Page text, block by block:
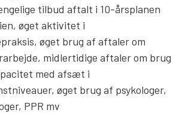
tilbud aftalt i 10-årsplanen
øget aktivitet i
øget brug af aftaler om
midlertidige aftaler om brug
med afsæt i
øget brug af psykologer,
PPR mv